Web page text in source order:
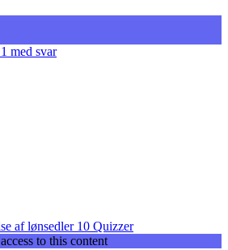
med svar
af lønsedler 10 Quizzer
to this content